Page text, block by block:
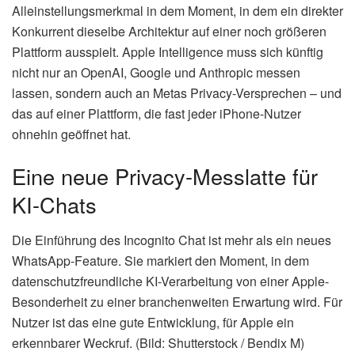
Alleinstellungsmerkmal in dem Moment, in dem ein direkter
Konkurrent dieselbe Architektur auf einer noch größeren
Plattform ausspielt. Apple Intelligence muss sich künftig
nicht nur an OpenAI, Google und Anthropic messen
lassen, sondern auch an Metas Privacy-Versprechen – und
das auf einer Plattform, die fast jeder iPhone-Nutzer
ohnehin geöffnet hat.
Eine neue Privacy-Messlatte für
KI-Chats
Die Einführung des Incognito Chat ist mehr als ein neues
WhatsApp-Feature. Sie markiert den Moment, in dem
datenschutzfreundliche KI-Verarbeitung von einer Apple-
Besonderheit zu einer branchenweiten Erwartung wird. Für
Nutzer ist das eine gute Entwicklung, für Apple ein
erkennbarer Weckruf. (Bild: Shutterstock / Bendix M)